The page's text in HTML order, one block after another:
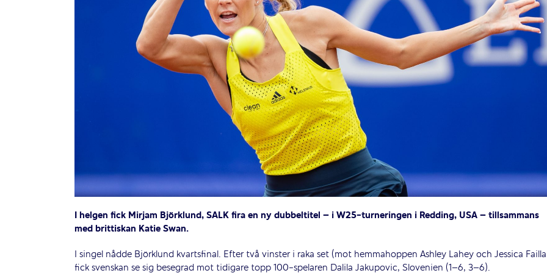
I helgen fick Mirjam Björklund, SALK fira en ny dubbeltitel – i W25-turneringen i Redding, USA – tillsammans
med brittiskan Katie Swan.
I singel nådde Björklund kvartsfinal. Efter två vinster i raka set (mot hemmahoppen Ashley Lahey och Jessica
fick svenskan se sig besegrad mot tidigare topp 100-spelaren Dalila Jakupovic, Slovenien (1–6, 3–6).